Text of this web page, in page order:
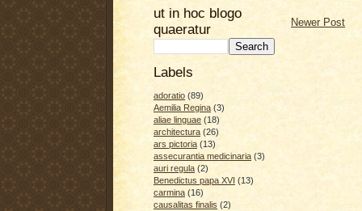
ut in hoc blogo
quaeratur
Labels
adoratio (89)
Aemilia Regina (3)
aliae linguae (18)
architectura (26)
ars pictoria (13)
assecurantia medicinaria (3)
auri regula (2)
Benedictus papa XVI (13)
carmina (16)
causalitas finalis (2)
Newer Post